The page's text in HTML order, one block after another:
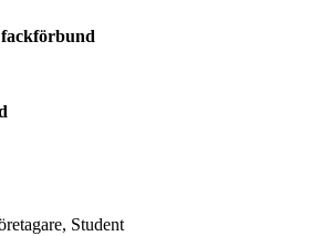
Student